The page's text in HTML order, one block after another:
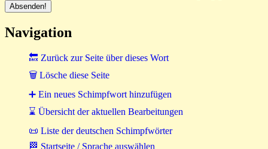
Navigation
🔙 Zurück zur Seite über dieses Wort
🗑 Lösche diese Seite
➕ Ein neues Schimpfwort hinzufügen
⌛ Übersicht der aktuellen Bearbeitungen
📜 Liste der deutschen Schimpfwörter
🏁 Startseite / Sprache auswählen